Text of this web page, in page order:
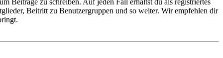
Beitritt zu Benutzergruppen und so weiter. Wir empfehlen dir